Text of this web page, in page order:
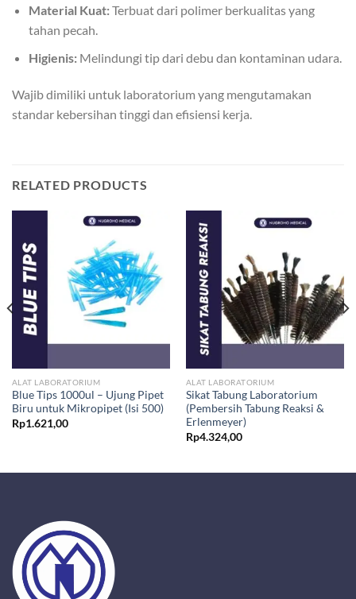
Material Kuat:Terbuat dari polimer berkualitas yang
tahan pecah.
Higienis:Melindungi tip dari debu dan kontaminan udara.
Wajib dimiliki untuk laboratorium yang mengutamakan
standar kebersihan tinggi dan efisiensi kerja.
RELATED PRODUCTS
ALAT LABORATORIUM
Blue Tips 1000ul – Ujung Pipet
Biru untuk Mikropipet (Isi 500)
Rp1.621,00
ALAT LABORATORIUM
Sikat Tabung Laboratorium
(Pembersih Tabung Reaksi &
Erlenmeyer)
Rp4.324,00